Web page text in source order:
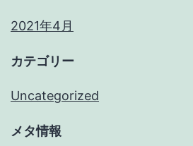
2021年4月
カテゴリー
Uncategorized
メタ情報